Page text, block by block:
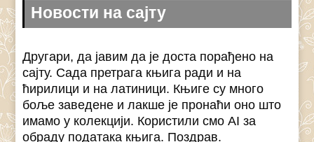
Новости на сајту
Другари, да јавим да је доста порађено на
сајту. Сада претрага књига ради и на
ћирилици и на латиници. Књиге су много
боље заведене и лакше је пронаћи оно што
имамо у колекцији. Користили смо AI за
обраду података књига. Поздрав.